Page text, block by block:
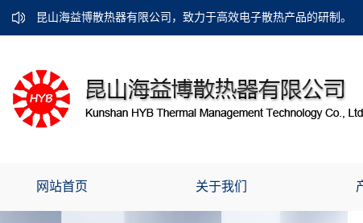
昆山海益博散热器有限公司，致力于高效电子散热产品的研制。
网站首页 关于我们